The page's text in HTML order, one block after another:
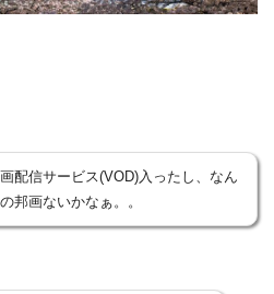
配信サービス(VOD)入ったし、なん
邦画ないかなぁ。。